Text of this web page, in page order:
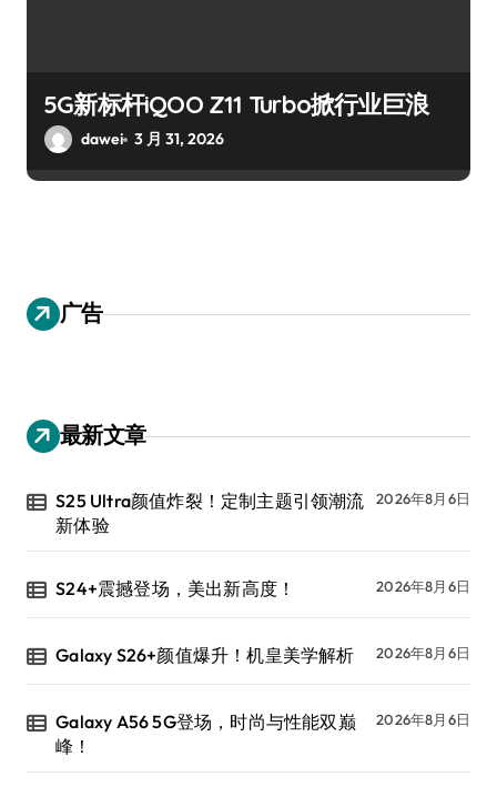
5G新标杆iQOO Z11 Turbo掀行业巨浪
dawei 3 月 31, 2026
广告
最新文章
S25 Ultra颜值炸裂！定制主题引领潮流
新体验
2026年8月6日
S24+震撼登场，美出新高度！ 2026年8月6日
Galaxy S26+颜值爆升！机皇美学解析 2026年8月6日
Galaxy A56 5G登场，时尚与性能双巅
峰！
2026年8月6日